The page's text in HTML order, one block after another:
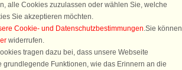
abonnieren
alle Cookies zuzulassen oder wählen Sie, welche
Sie akzeptieren möchten.
Cookie- und Datenschutzbestimmungen.Sie können
widerrufen.
tragen dazu bei, dass unsere Webseite
grundlegende Funktionen, wie das Erinnern an die